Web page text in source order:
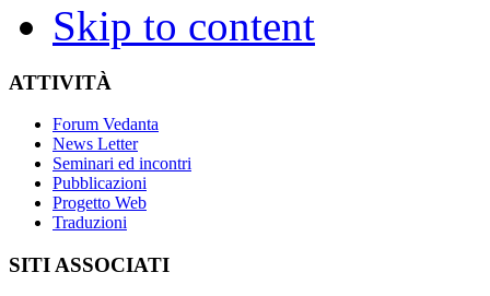
Skip to content
ATTIVITÀ
Forum Vedanta
News Letter
Seminari ed incontri
Pubblicazioni
Progetto Web
Traduzioni
SITI ASSOCIATI